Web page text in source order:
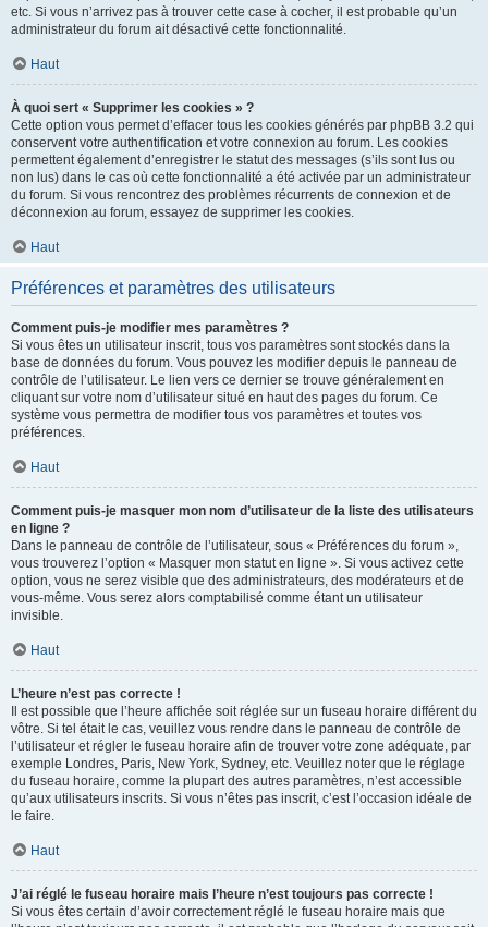
etc. Si vous n’arrivez pas à trouver cette case à cocher, il est probable qu’un
administrateur du forum ait désactivé cette fonctionnalité.
Haut
À quoi sert « Supprimer les cookies » ?
Cette option vous permet d’effacer tous les cookies générés par phpBB 3.2 qui
conservent votre authentification et votre connexion au forum. Les cookies
permettent également d’enregistrer le statut des messages (s’ils sont lus ou
non lus) dans le cas où cette fonctionnalité a été activée par un administrateur
du forum. Si vous rencontrez des problèmes récurrents de connexion et de
déconnexion au forum, essayez de supprimer les cookies.
Haut
Préférences et paramètres des utilisateurs
Comment puis-je modifier mes paramètres ?
Si vous êtes un utilisateur inscrit, tous vos paramètres sont stockés dans la
base de données du forum. Vous pouvez les modifier depuis le panneau de
contrôle de l’utilisateur. Le lien vers ce dernier se trouve généralement en
cliquant sur votre nom d’utilisateur situé en haut des pages du forum. Ce
système vous permettra de modifier tous vos paramètres et toutes vos
préférences.
Haut
Comment puis-je masquer mon nom d’utilisateur de la liste des utilisateurs
en ligne ?
Dans le panneau de contrôle de l’utilisateur, sous « Préférences du forum »,
vous trouverez l’option « Masquer mon statut en ligne ». Si vous activez cette
option, vous ne serez visible que des administrateurs, des modérateurs et de
vous-même. Vous serez alors comptabilisé comme étant un utilisateur
invisible.
Haut
L’heure n’est pas correcte !
Il est possible que l’heure affichée soit réglée sur un fuseau horaire différent du
vôtre. Si tel était le cas, veuillez vous rendre dans le panneau de contrôle de
l’utilisateur et régler le fuseau horaire afin de trouver votre zone adéquate, par
exemple Londres, Paris, New York, Sydney, etc. Veuillez noter que le réglage
du fuseau horaire, comme la plupart des autres paramètres, n’est accessible
qu’aux utilisateurs inscrits. Si vous n’êtes pas inscrit, c’est l’occasion idéale de
le faire.
Haut
J’ai réglé le fuseau horaire mais l’heure n’est toujours pas correcte !
Si vous êtes certain d’avoir correctement réglé le fuseau horaire mais que